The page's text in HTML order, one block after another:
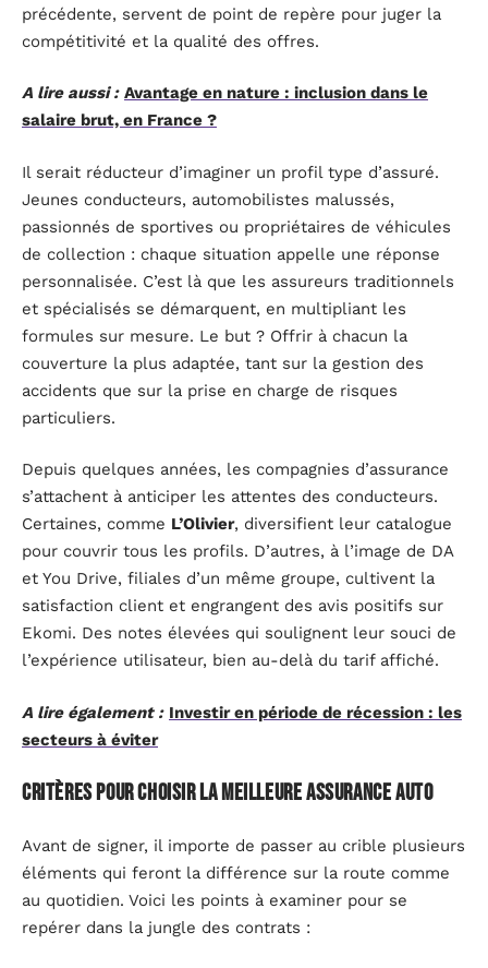
précédente, servent de point de repère pour juger la
compétitivité et la qualité des offres.
A lire aussi : Avantage en nature : inclusion dans le
salaire brut, en France ?
Il serait réducteur d’imaginer un profil type d’assuré.
Jeunes conducteurs, automobilistes malussés,
passionnés de sportives ou propriétaires de véhicules
de collection : chaque situation appelle une réponse
personnalisée. C’est là que les assureurs traditionnels
et spécialisés se démarquent, en multipliant les
formules sur mesure. Le but ? Offrir à chacun la
couverture la plus adaptée, tant sur la gestion des
accidents que sur la prise en charge de risques
particuliers.
Depuis quelques années, les compagnies d’assurance
s’attachent à anticiper les attentes des conducteurs.
Certaines, comme L’Olivier, diversifient leur catalogue
pour couvrir tous les profils. D’autres, à l’image de DA
et You Drive, filiales d’un même groupe, cultivent la
satisfaction client et engrangent des avis positifs sur
Ekomi. Des notes élevées qui soulignent leur souci de
l’expérience utilisateur, bien au-delà du tarif affiché.
A lire également : Investir en période de récession : les
secteurs à éviter
Critères pour choisir la meilleure assurance auto
Avant de signer, il importe de passer au crible plusieurs
éléments qui feront la différence sur la route comme
au quotidien. Voici les points à examiner pour se
repérer dans la jungle des contrats :